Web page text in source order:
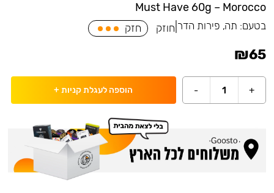
Must Have 60g – Morocco
בטעם: תה, פירות הדר חוזק חזק
₪65
+
1
- הוספה לעגלת קניות +